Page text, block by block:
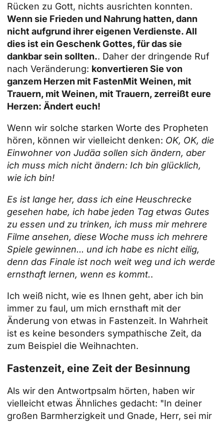
Rücken zu Gott, nichts ausrichten konnten.
Wenn sie Frieden und Nahrung hatten, dann
nicht aufgrund ihrer eigenen Verdienste. All
dies ist ein Geschenk Gottes, für das sie
dankbar sein sollten.. Daher der dringende Ruf
nach Veränderung: konvertieren Sie von
ganzem Herzen mit FastenMit Weinen, mit
Trauern, mit Weinen, mit Trauern, zerreißt eure
Herzen: Ändert euch!
Wenn wir solche starken Worte des Propheten
hören, können wir vielleicht denken: OK, OK, die
Einwohner von Judäa sollen sich ändern, aber
ich muss mich nicht ändern: Ich bin glücklich,
wie ich bin!
Es ist lange her, dass ich eine Heuschrecke
gesehen habe, ich habe jeden Tag etwas Gutes
zu essen und zu trinken, ich muss mir mehrere
Filme ansehen, diese Woche muss ich mehrere
Spiele gewinnen... und ich habe es nicht eilig,
denn das Finale ist noch weit weg und ich werde
ernsthaft lernen, wenn es kommt..
Ich weiß nicht, wie es Ihnen geht, aber ich bin
immer zu faul, um mich ernsthaft mit der
Änderung von etwas in Fastenzeit. In Wahrheit
ist es keine besonders sympathische Zeit, da
zum Beispiel die Weihnachten.
Fastenzeit, eine Zeit der Besinnung
Als wir den Antwortpsalm hörten, haben wir
vielleicht etwas Ähnliches gedacht: "In deiner
großen Barmherzigkeit und Gnade, Herr, sei mir